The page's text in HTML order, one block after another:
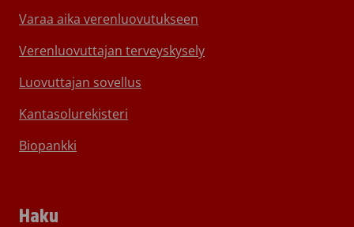
Varaa aika verenluovutukseen
Verenluovuttajan terveyskysely
Luovuttajan sovellus
Kantasolurekisteri
Biopankki
Haku